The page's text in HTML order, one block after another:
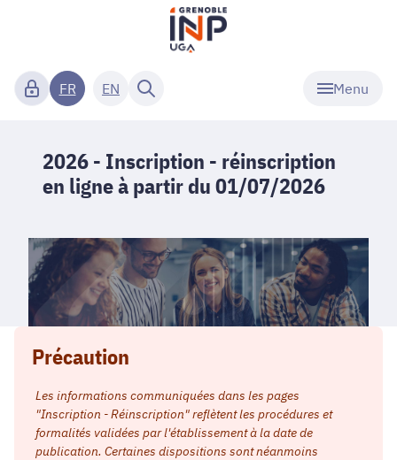
Menu
FR EN
2026 - Inscription - réinscription
en ligne à partir du 01/07/2026
Précaution
Les informations communiquées dans les pages
"Inscription - Réinscription" reflètent les procédures et
formalités validées par l'établissement à la date de
publication. Certaines dispositions sont néanmoins